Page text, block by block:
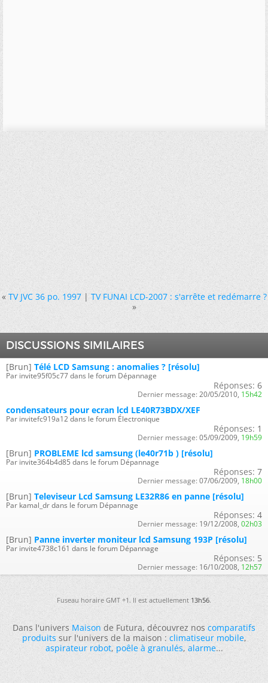
« TV JVC 36 po. 1997|TV FUNAI LCD-2007 : s'arrête et redémarre ?
»
DISCUSSIONS SIMILAIRES
[Brun] Télé LCD Samsung : anomalies ? [résolu]
Par invite95f05c77 dans le forum Dépannage
Réponses: 6
Dernier message: 20/05/2010, 15h42
condensateurs pour ecran lcd LE40R73BDX/XEF
Par invitefc919a12 dans le forum Électronique
Réponses: 1
Dernier message: 05/09/2009, 19h59
[Brun] PROBLEME lcd samsung (le40r71b ) [résolu]
Par invite364b4d85 dans le forum Dépannage
Réponses: 7
Dernier message: 07/06/2009, 18h00
[Brun] Televiseur Lcd Samsung LE32R86 en panne [résolu]
Par kamal_dr dans le forum Dépannage
Réponses: 4
Dernier message: 19/12/2008, 02h03
[Brun] Panne inverter moniteur lcd Samsung 193P [résolu]
Par invite4738c161 dans le forum Dépannage
Réponses: 5
Dernier message: 16/10/2008, 12h57
Fuseau horaire GMT +1. Il est actuellement13h56.
Dans l'universMaisonde Futura, découvrez noscomparatifs
produitssur l'univers de la maison :climatiseur mobile,
aspirateur robot,poêle à granulés,alarme...